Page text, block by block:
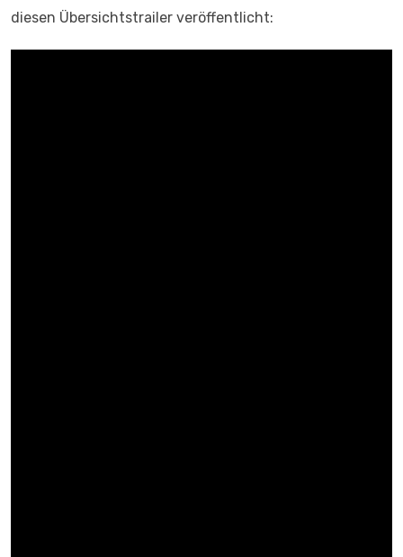
diesen Übersichtstrailer veröffentlicht: